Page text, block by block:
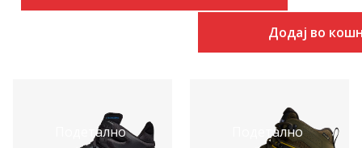
Додај во
Подетално
Подетално